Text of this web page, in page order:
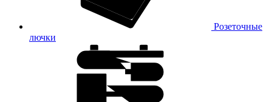
Розеточные
лючки